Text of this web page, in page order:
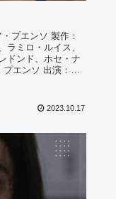
プエンソ 製作：
ラミロ・ルイス、
ドンド、ホセ・ナ
エンソ 出演：カ
2023.10.17